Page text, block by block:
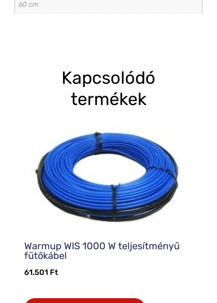
60 cm
Kapcsolódó
termékek
Warmup WIS 1000 W teljesítményű
fűtőkábel
61.501 Ft